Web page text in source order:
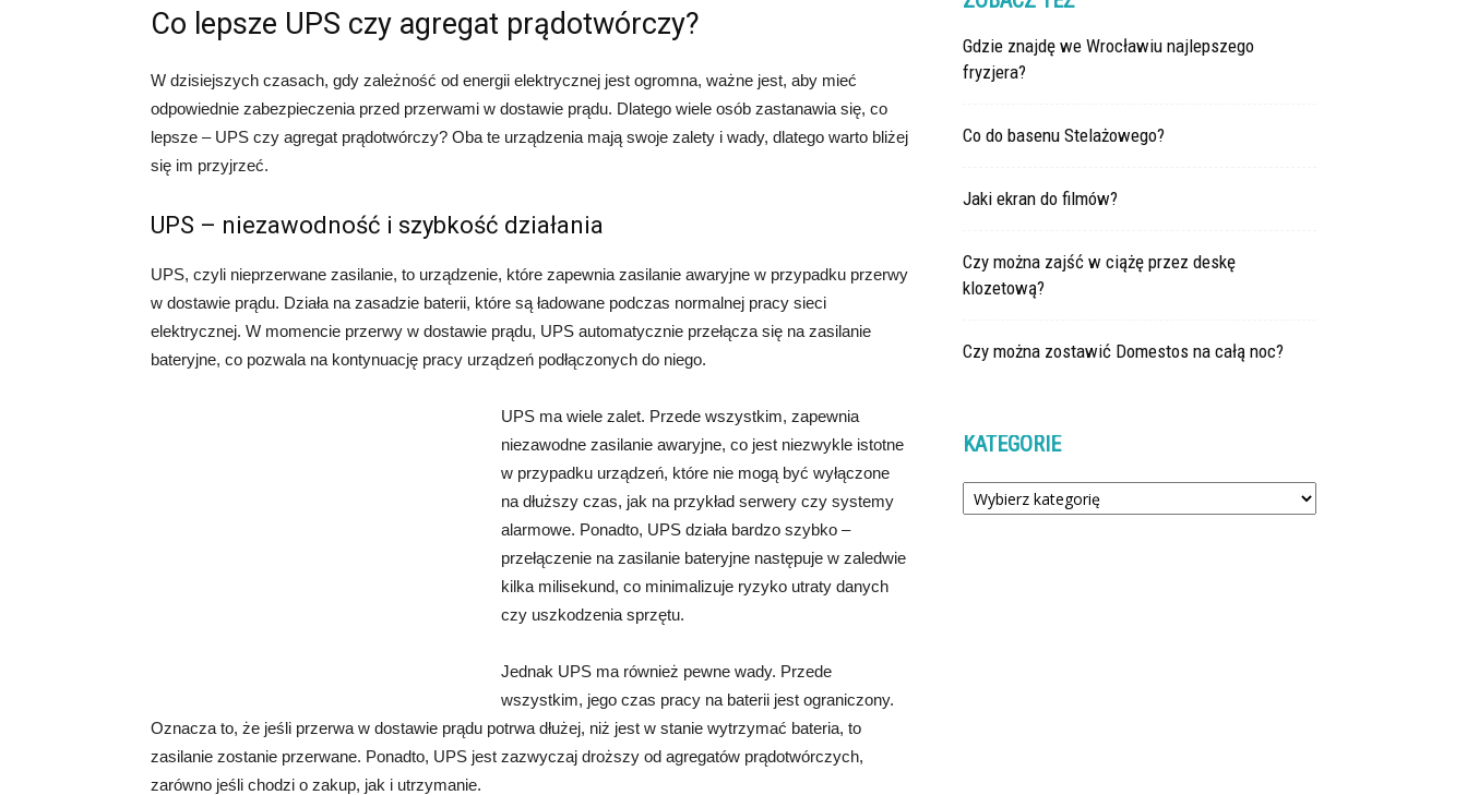
Co lepsze UPS czy agregat prądotwórczy?
W dzisiejszych czasach, gdy zależność od energii elektrycznej jest ogromna, ważne jest, aby mieć
odpowiednie zabezpieczenia przed przerwami w dostawie prądu. Dlatego wiele osób zastanawia się, co
lepsze – UPS czy agregat prądotwórczy? Oba te urządzenia mają swoje zalety i wady, dlatego warto bliżej
się im przyjrzeć.
UPS – niezawodność i szybkość działania
UPS, czyli nieprzerwane zasilanie, to urządzenie, które zapewnia zasilanie awaryjne w przypadku przerwy
w dostawie prądu. Działa na zasadzie baterii, które są ładowane podczas normalnej pracy sieci
elektrycznej. W momencie przerwy w dostawie prądu, UPS automatycznie przełącza się na zasilanie
bateryjne, co pozwala na kontynuację pracy urządzeń podłączonych do niego.
UPS ma wiele zalet. Przede wszystkim, zapewnia
niezawodne zasilanie awaryjne, co jest niezwykle istotne
w przypadku urządzeń, które nie mogą być wyłączone
na dłuższy czas, jak na przykład serwery czy systemy
alarmowe. Ponadto, UPS działa bardzo szybko –
przełączenie na zasilanie bateryjne następuje w zaledwie
kilka milisekund, co minimalizuje ryzyko utraty danych
czy uszkodzenia sprzętu.
Jednak UPS ma również pewne wady. Przede
wszystkim, jego czas pracy na baterii jest ograniczony.
Oznacza to, że jeśli przerwa w dostawie prądu potrwa dłużej, niż jest w stanie wytrzymać bateria, to
zasilanie zostanie przerwane. Ponadto, UPS jest zazwyczaj droższy od agregatów prądotwórczych,
zarówno jeśli chodzi o zakup, jak i utrzymanie.
Gdzie znajdę we Wrocławiu najlepszego
fryzjera?
Co do basenu Stelażowego?
Jaki ekran do filmów?
Czy można zajść w ciążę przez deskę
klozetową?
Czy można zostawić Domestos na całą noc?
KATEGORIE
Kategorie